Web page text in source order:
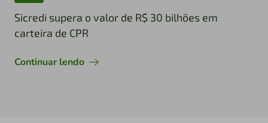
Sicredi supera o valor de R$ 30 bilhões em
carteira de CPR
Continuar lendo